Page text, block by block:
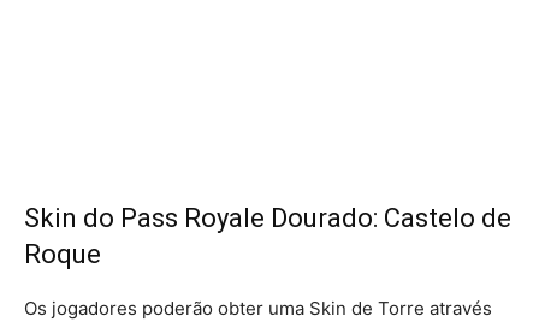
Skin do Pass Royale Dourado: Castelo de
Roque
Os jogadores poderão obter uma Skin de Torre através